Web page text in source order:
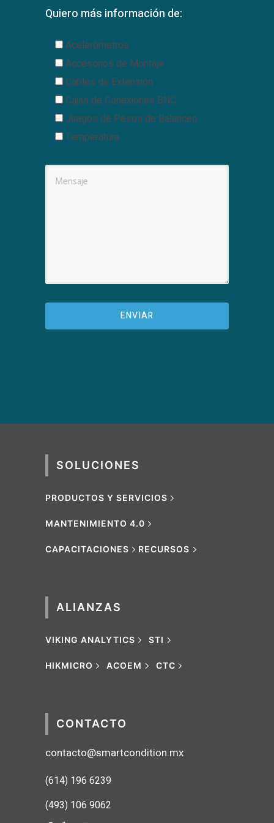
Quiero más información de:
Acelerómetros
Accesorios de Montaje
Cables de Extensión
Cajas de Conexiones BNC
Juegos de Pesos de Balanceo
Temperatura
SOLUCIONES
PRODUCTOS Y SERVICIOS
MANTENIMIENTO 4.0
CAPACITACIONES RECURSOS
ALIANZAS
VIKING ANALYTICS STI
HIKMICRO ACOEM CTC
CONTACTO
contacto@smartcondition.mx
(614) 196 6239
(493) 106 9062